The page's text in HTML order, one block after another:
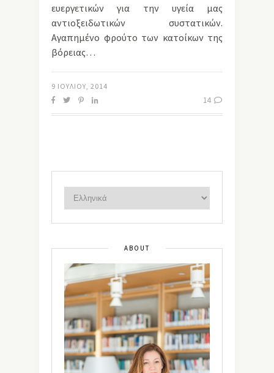
ευεργετικών για την υγεία μας
αντιοξειδωτικών συστατικών.
Αγαπημένο φρούτο των κατοίκων της
βόρειας…
9 ΙΟΥΛΊΟΥ, 2014
14
ABOUT